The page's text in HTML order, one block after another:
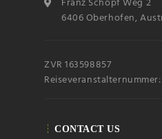
Franz Schöpf Weg 2
6406 Oberhofen,
ZVR 163598857
CONTACT US
accept
rules of